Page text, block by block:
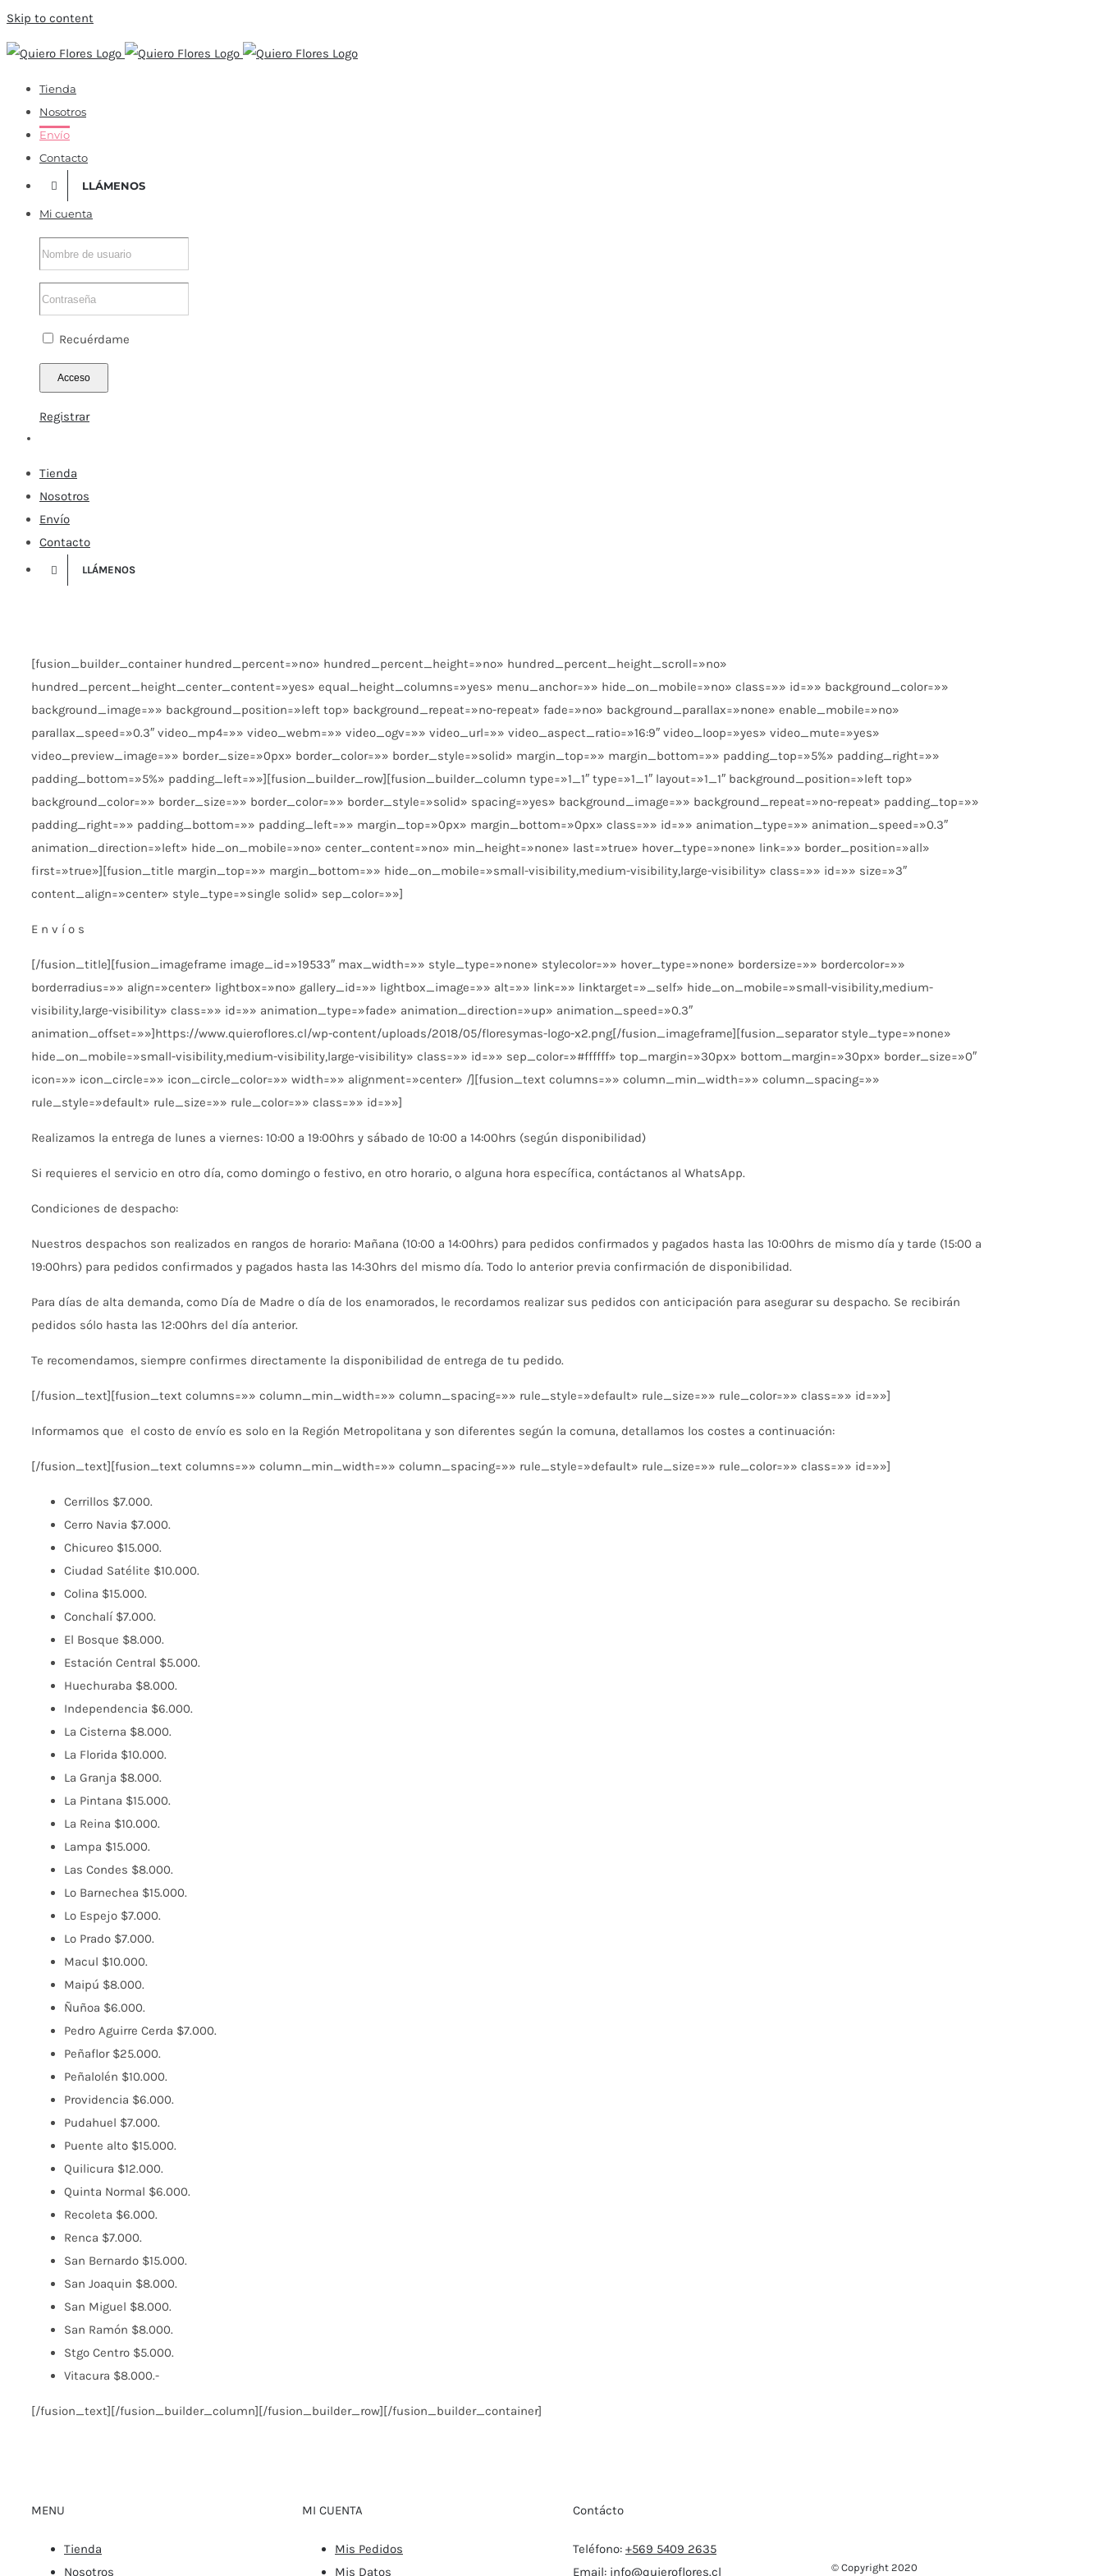
Skip to content
Tienda
Nosotros
Envío
Contacto
LLÁMENOS
Mi cuenta
Recuérdame
Registrar
Tienda
Nosotros
Envío
Contacto
LLÁMENOS
[fusion_builder_container hundred_percent=»no» hundred_percent_height=»no» hundred_percent_height_scroll=»no»
hundred_percent_height_center_content=»yes» equal_height_columns=»yes» menu_anchor=»» hide_on_mobile=»no» class=»» id=»» background_color=»»
background_image=»» background_position=»left top» background_repeat=»no-repeat» fade=»no» background_parallax=»none» enable_mobile=»no»
parallax_speed=»0.3″ video_mp4=»» video_webm=»» video_ogv=»» video_url=»» video_aspect_ratio=»16:9″ video_loop=»yes» video_mute=»yes»
video_preview_image=»» border_size=»0px» border_color=»» border_style=»solid» margin_top=»» margin_bottom=»» padding_top=»5%» padding_right=»»
padding_bottom=»5%» padding_left=»»][fusion_builder_row][fusion_builder_column type=»1_1″ type=»1_1″ layout=»1_1″ background_position=»left top»
background_color=»» border_size=»» border_color=»» border_style=»solid» spacing=»yes» background_image=»» background_repeat=»no-repeat» padding_top=»»
padding_right=»» padding_bottom=»» padding_left=»» margin_top=»0px» margin_bottom=»0px» class=»» id=»» animation_type=»» animation_speed=»0.3″
animation_direction=»left» hide_on_mobile=»no» center_content=»no» min_height=»none» last=»true» hover_type=»none» link=»» border_position=»all»
first=»true»][fusion_title margin_top=»» margin_bottom=»» hide_on_mobile=»small-visibility,medium-visibility,large-visibility» class=»» id=»» size=»3″
content_align=»center» style_type=»single solid» sep_color=»»]
Envíos
[/fusion_title][fusion_imageframe image_id=»19533″ max_width=»» style_type=»none» stylecolor=»» hover_type=»none» bordersize=»» bordercolor=»»
borderradius=»» align=»center» lightbox=»no» gallery_id=»» lightbox_image=»» alt=»» link=»» linktarget=»_self» hide_on_mobile=»small-visibility,medium-
visibility,large-visibility» class=»» id=»» animation_type=»fade» animation_direction=»up» animation_speed=»0.3″
animation_offset=»»]https://www.quieroflores.cl/wp-content/uploads/2018/05/floresymas-logo-x2.png[/fusion_imageframe][fusion_separator style_type=»none»
hide_on_mobile=»small-visibility,medium-visibility,large-visibility» class=»» id=»» sep_color=»#ffffff» top_margin=»30px» bottom_margin=»30px» border_size=»0″
icon=»» icon_circle=»» icon_circle_color=»» width=»» alignment=»center» /][fusion_text columns=»» column_min_width=»» column_spacing=»»
rule_style=»default» rule_size=»» rule_color=»» class=»» id=»»]
Realizamos la entrega de lunes a viernes: 10:00 a 19:00hrs y sábado de 10:00 a 14:00hrs (según disponibilidad)
Si requieres el servicio en otro día, como domingo o festivo, en otro horario, o alguna hora específica, contáctanos al WhatsApp.
Condiciones de despacho:
Nuestros despachos son realizados en rangos de horario: Mañana (10:00 a 14:00hrs) para pedidos confirmados y pagados hasta las 10:00hrs de mismo día y tarde (15:00 a
19:00hrs) para pedidos confirmados y pagados hasta las 14:30hrs del mismo día. Todo lo anterior previa confirmación de disponibilidad.
Para días de alta demanda, como Día de Madre o día de los enamorados, le recordamos realizar sus pedidos con anticipación para asegurar su despacho. Se recibirán
pedidos sólo hasta las 12:00hrs del día anterior.
Te recomendamos, siempre confirmes directamente la disponibilidad de entrega de tu pedido.
[/fusion_text][fusion_text columns=»» column_min_width=»» column_spacing=»» rule_style=»default» rule_size=»» rule_color=»» class=»» id=»»]
Informamos que el costo de envío es solo en la Región Metropolitana y son diferentes según la comuna, detallamos los costes a continuación:
[/fusion_text][fusion_text columns=»» column_min_width=»» column_spacing=»» rule_style=»default» rule_size=»» rule_color=»» class=»» id=»»]
Cerrillos $7.000.
Cerro Navia $7.000.
Chicureo $15.000.
Ciudad Satélite $10.000.
Colina $15.000.
Conchalí $7.000.
El Bosque $8.000.
Estación Central $5.000.
Huechuraba $8.000.
Independencia $6.000.
La Cisterna $8.000.
La Florida $10.000.
La Granja $8.000.
La Pintana $15.000.
La Reina $10.000.
Lampa $15.000.
Las Condes $8.000.
Lo Barnechea $15.000.
Lo Espejo $7.000.
Lo Prado $7.000.
Macul $10.000.
Maipú $8.000.
Ñuñoa $6.000.
Pedro Aguirre Cerda $7.000.
Peñaflor $25.000.
Peñalolén $10.000.
Providencia $6.000.
Pudahuel $7.000.
Puente alto $15.000.
Quilicura $12.000.
Quinta Normal $6.000.
Recoleta $6.000.
Renca $7.000.
San Bernardo $15.000.
San Joaquin $8.000.
San Miguel $8.000.
San Ramón $8.000.
Stgo Centro $5.000.
Vitacura $8.000.-
[/fusion_text][/fusion_builder_column][/fusion_builder_row][/fusion_builder_container]
MENU
Tienda
Nosotros
MI CUENTA
Mis Pedidos
Mis Datos
Contácto
Teléfono: +569 5409 2635
Email: info@quieroflores.cl © Copyright 2020